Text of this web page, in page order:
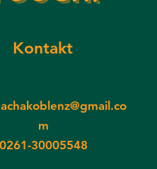
Kontakt
m
0261-30005548